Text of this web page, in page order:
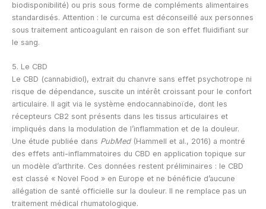
biodisponibilité) ou pris sous forme de compléments alimentaires
standardisés. Attention : le curcuma est déconseillé aux personnes
sous traitement anticoagulant en raison de son effet fluidifiant sur
le sang.
5. Le CBD
Le CBD (cannabidiol), extrait du chanvre sans effet psychotrope ni
risque de dépendance, suscite un intérêt croissant pour le confort
articulaire. Il agit via le système endocannabinoïde, dont les
récepteurs CB2 sont présents dans les tissus articulaires et
impliqués dans la modulation de l’inflammation et de la douleur.
Une étude publiée dans PubMed(Hammell et al., 2016) a montré
des effets anti-inflammatoires du CBD en application topique sur
un modèle d’arthrite. Ces données restent préliminaires : le CBD
est classé « Novel Food » en Europe et ne bénéficie d’aucune
allégation de santé officielle sur la douleur. Il ne remplace pas un
traitement médical rhumatologique.